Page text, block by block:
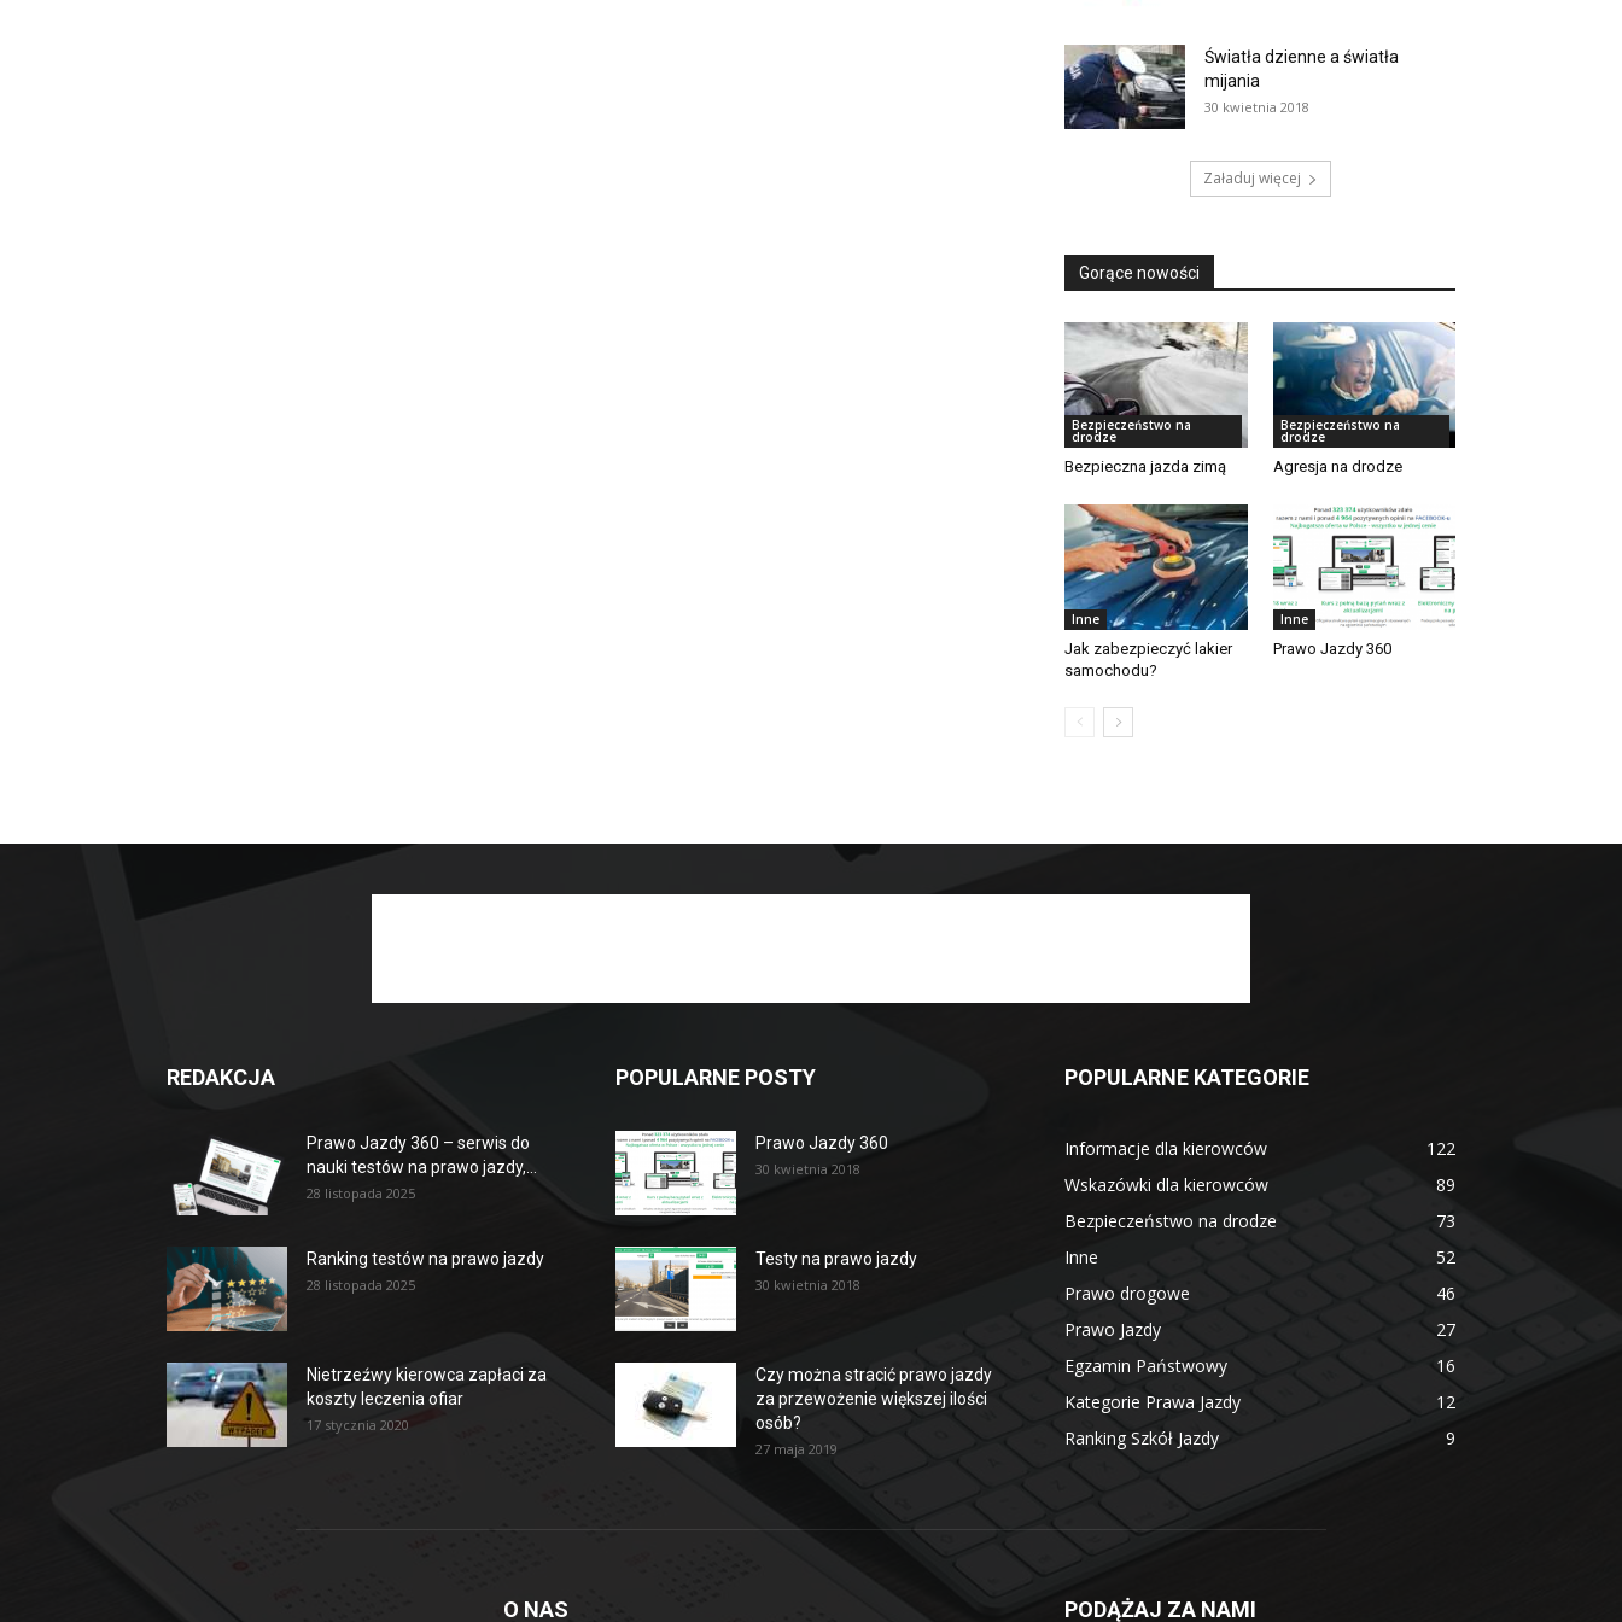
Światła dzienne a światła
mijania
30 kwietnia 2018
Załaduj więcej
Gorące nowości
Bezpieczeństwo na
drodze
Bezpieczna jazda zimą
Bezpieczeństwo na
drodze
Agresja na drodze
Inne
Jak zabezpieczyć lakier
samochodu?
Inne
Prawo Jazdy 360
REDAKCJA
Prawo Jazdy 360 – serwis do
nauki testów na prawo jazdy,...
28 listopada 2025
Ranking testów na prawo jazdy
28 listopada 2025
Nietrzeźwy kierowca zapłaci za
koszty leczenia ofiar
17 stycznia 2020
POPULARNE POSTY
Prawo Jazdy 360
30 kwietnia 2018
Testy na prawo jazdy
30 kwietnia 2018
Czy można stracić prawo jazdy
za przewożenie większej ilości
osób?
27 maja 2019
POPULARNE KATEGORIE
Informacje dla kierowców
122
Wskazówki dla kierowców
89
Bezpieczeństwo na drodze
73
Inne
52
Prawo drogowe
46
Prawo Jazdy
27
Egzamin Państwowy
16
Kategorie Prawa Jazdy
12
Ranking Szkół Jazdy
9
O NAS PODĄŻAJ ZA NAMI